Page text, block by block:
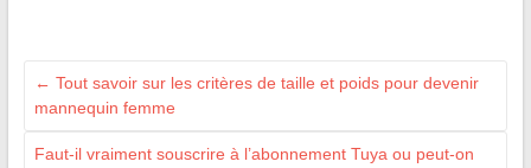
← Tout savoir sur les critères de taille et poids pour devenir
mannequin femme
Faut-il vraiment souscrire à l’abonnement Tuya ou peut-on